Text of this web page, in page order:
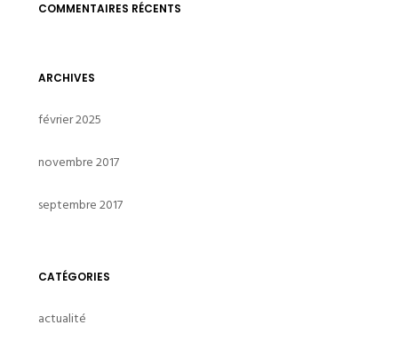
COMMENTAIRES RÉCENTS
ARCHIVES
février 2025
novembre 2017
septembre 2017
CATÉGORIES
actualité